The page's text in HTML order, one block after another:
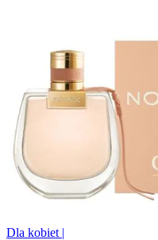
Dla kobiet |